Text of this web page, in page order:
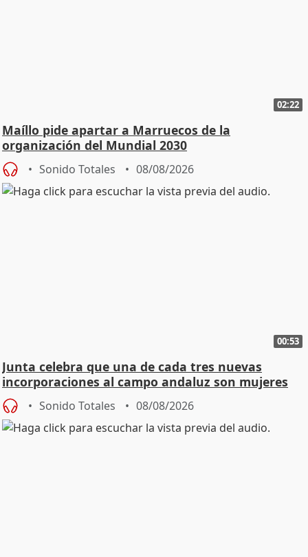
02:22
Maíllo pide apartar a Marruecos de la
organización del Mundial 2030
Sonido Totales 08/08/2026
00:53
Junta celebra que una de cada tres nuevas
incorporaciones al campo andaluz son mujeres
jóvenes
Sonido Totales 08/08/2026